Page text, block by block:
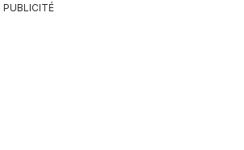
PUBLICITÉ